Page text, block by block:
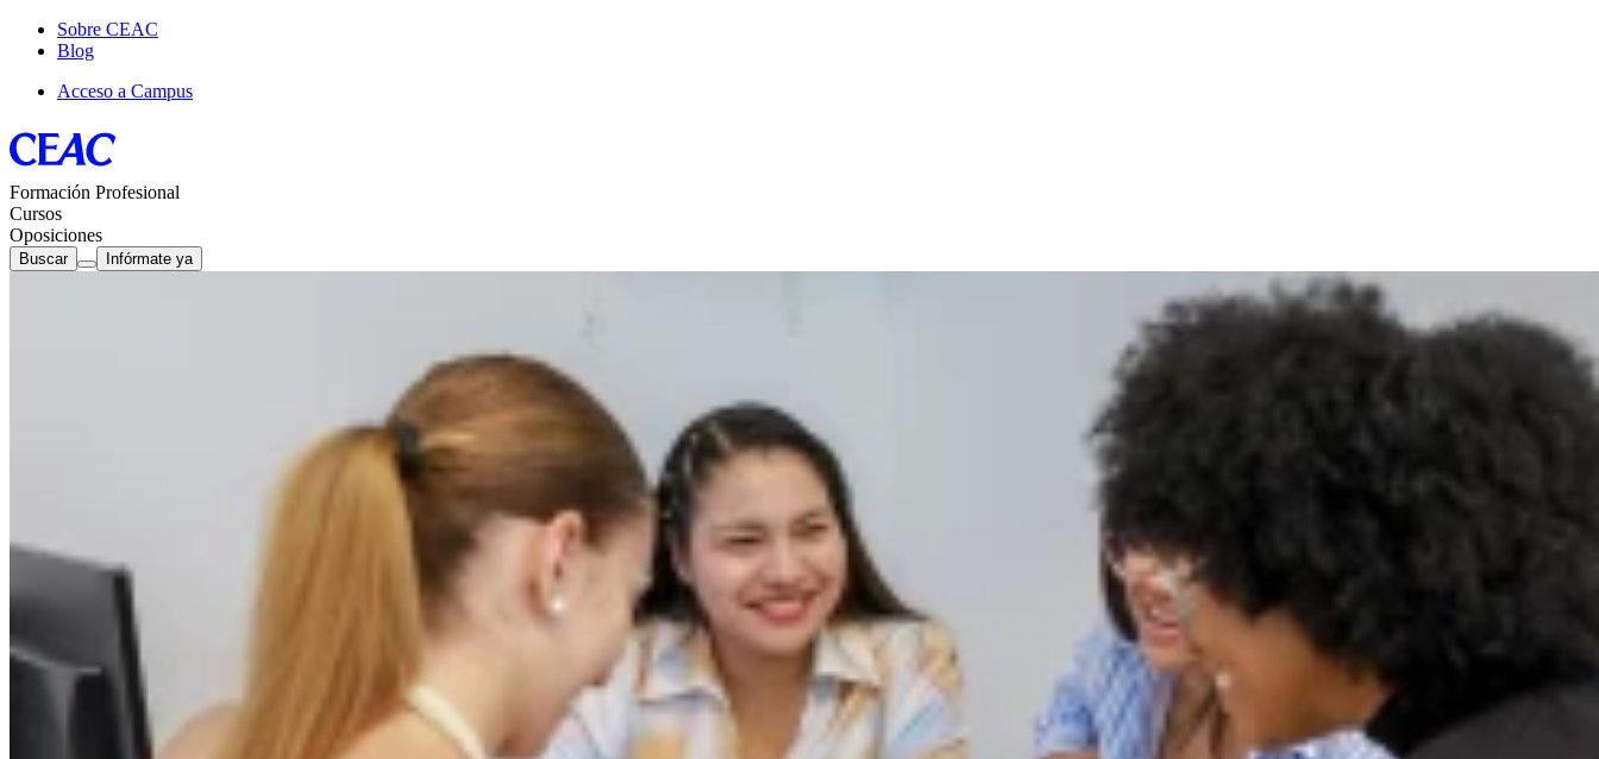
Sobre CEAC
Blog
Acceso a Campus
Formación Profesional
Cursos
Oposiciones
Buscar Infórmate ya